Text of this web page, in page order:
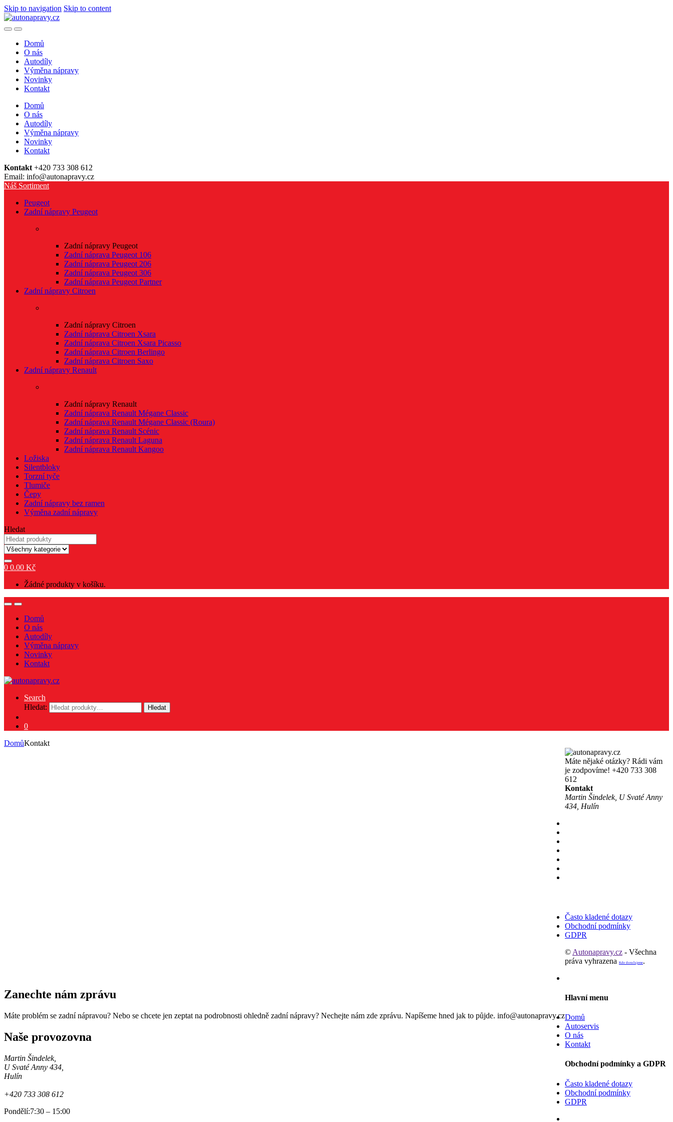
Skip to navigation Skip to content
Domů
O nás
Autodíly
Výměna nápravy
Novinky
Kontakt
Domů
O nás
Autodíly
Výměna nápravy
Novinky
Kontakt
Kontakt +420 733 308 612
Email: info@autonapravy.cz
Náš Sortiment
Peugeot
Zadní nápravy Peugeot
Zadní nápravy Peugeot
Zadní náprava Peugeot 106
Zadní náprava Peugeot 206
Zadní náprava Peugeot 306
Zadní náprava Peugeot Partner
Zadní nápravy Citroen
Zadní nápravy Citroen
Zadní náprava Citroen Xsara
Zadní náprava Citroen Xsara Picasso
Zadní náprava Citroen Berlingo
Zadní náprava Citroen Saxo
Zadní nápravy Renault
Zadní nápravy Renault
Zadní náprava Renault Mégane Classic
Zadní náprava Renault Mégane Classic (Roura)
Zadní náprava Renault Scénic
Zadní náprava Renault Laguna
Zadní náprava Renault Kangoo
Ložiska
Silentbloky
Torzní tyče
Tlumiče
Čepy
Zadní nápravy bez ramen
Výměna zadní nápravy
Hledat
0 0.00 Kč
Žádné produkty v košíku.
Domů
O nás
Autodíly
Výměna nápravy
Novinky
Kontakt
Search
Hledat:
Hledat
0
DomůKontakt
Zanechte nám zprávu
Máte problém se zadní nápravou? Nebo se chcete jen zeptat na podrobnosti ohledně zadní nápravy? Nechejte nám zde zprávu. Napíšeme hned jak to půjde. info@autonapravy.cz
Naše provozovna
Martin Šindelek,
U Svaté Anny 434,
Hulín
+420 733 308 612
Pondělí:7:30 – 15:00
Máte nějaké otázky? Rádi vám
je zodpovíme! +420 733 308
612
Kontakt
Martin Šindelek, U Svaté Anny
434, Hulín
Často kladené dotazy
Obchodní podmínky
GDPR
© Autonapravy.cz - Všechna
práva vyhrazena
Kde doručujeme.
Hlavní menu
Domů
Autoservis
O nás
Kontakt
Obchodní podmínky a GDPR
Často kladené dotazy
Obchodní podmínky
GDPR